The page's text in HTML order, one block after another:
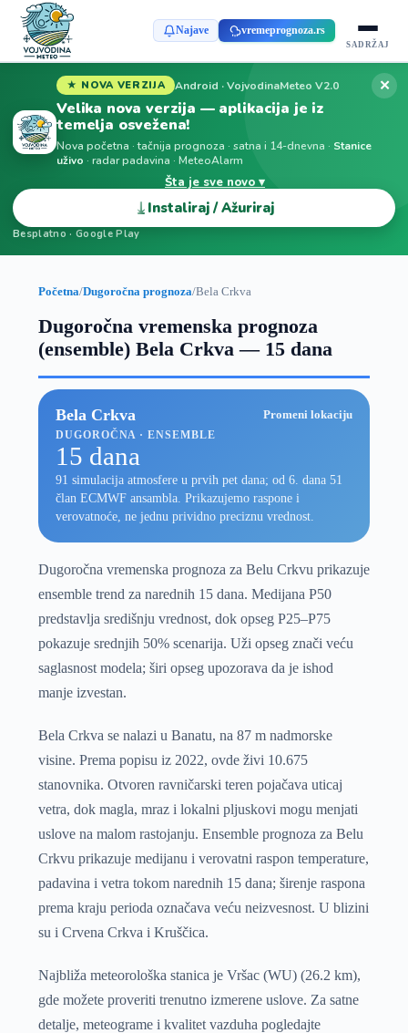
Najave vremeprognoza.rs
SADRŽAJ
★ NOVA VERZIJA Android · VojvodinaMeteo V2.0
Velika nova verzija — aplikacija je iz
temelja osvežena!
Nova početna · tačnija prognoza · satna i 14-dnevna · Stanice
uživo · radar padavina · MeteoAlarm
Šta je sve novo ▾
⤓ Instaliraj / Ažuriraj
Besplatno · Google Play
✕
Početna/Dugoročna prognoza/Bela Crkva
Dugoročna vremenska prognoza
(ensemble) Bela Crkva — 15 dana
Bela Crkva Promeni lokaciju
DUGOROČNA · ENSEMBLE
15 dana
91 simulacija atmosfere u prvih pet dana; od 6. dana 51
član ECMWF ansambla. Prikazujemo raspone i
verovatnoće, ne jednu prividno preciznu vrednost.
Dugoročna vremenska prognoza za Belu Crkvu prikazuje
ensemble trend za narednih 15 dana. Medijana P50
predstavlja središnju vrednost, dok opseg P25–P75
pokazuje srednjih 50% scenarija. Uži opseg znači veću
saglasnost modela; širi opseg upozorava da je ishod
manje izvestan.
Bela Crkva se nalazi u Banatu, na 87 m nadmorske
visine. Prema popisu iz 2022, ovde živi 10.675
stanovnika. Otvoren ravničarski teren pojačava uticaj
vetra, dok magla, mraz i lokalni pljuskovi mogu menjati
uslove na malom rastojanju. Ensemble prognoza za Belu
Crkvu prikazuje medijanu i verovatni raspon temperature,
padavina i vetra tokom narednih 15 dana; širenje raspona
prema kraju perioda označava veću neizvesnost. U blizini
su i Crvena Crkva i Kruščica.
Najbliža meteorološka stanica je Vršac (WU) (26.2 km),
gde možete proveriti trenutno izmerene uslove. Za satne
detalje, meteograme i kvalitet vazduha pogledajte